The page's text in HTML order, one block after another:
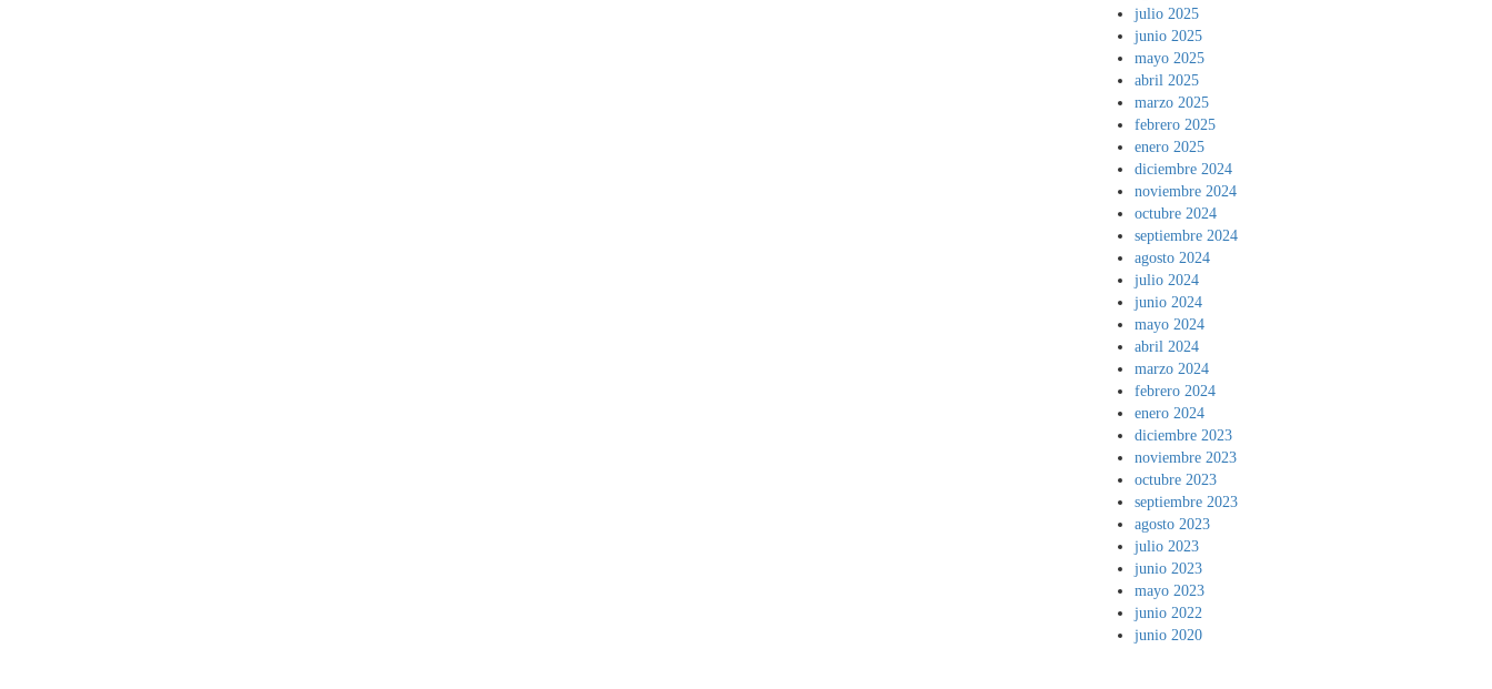
julio 2025
junio 2025
mayo 2025
abril 2025
marzo 2025
febrero 2025
enero 2025
diciembre 2024
noviembre 2024
octubre 2024
septiembre 2024
agosto 2024
julio 2024
junio 2024
mayo 2024
abril 2024
marzo 2024
febrero 2024
enero 2024
diciembre 2023
noviembre 2023
octubre 2023
septiembre 2023
agosto 2023
julio 2023
junio 2023
mayo 2023
junio 2022
junio 2020